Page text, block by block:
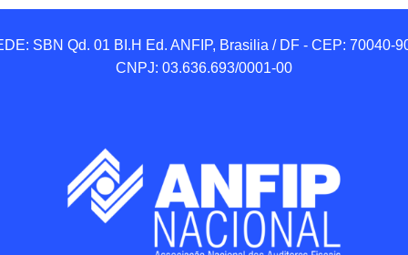
SBN Qd. 01 BI.H Ed. ANFIP, Brasilia / DF - CEP: 70040-
CNPJ: 03.636.693/0001-00